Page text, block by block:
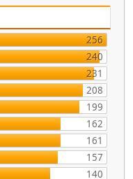
256
240
231
208
199
162
161
157
140